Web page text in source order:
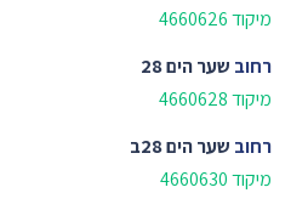
מיקוד 4660626
רחוב שער הים 28
מיקוד 4660628
רחוב שער הים 28ב
מיקוד 4660630